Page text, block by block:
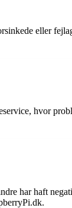
eller
hvor
har haft